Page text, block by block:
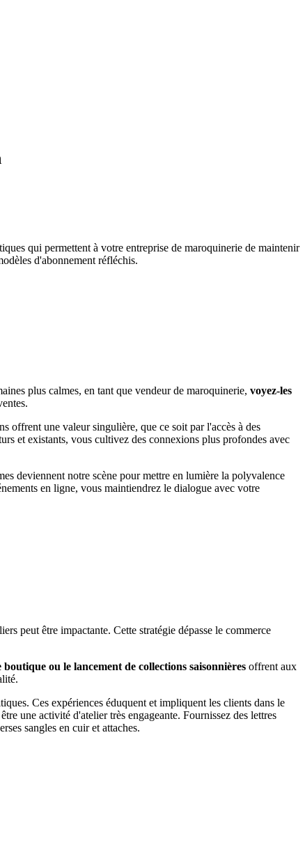
qui permettent à votre entreprise de maroquinerie de maintenir
d'abonnement réfléchis.
plus calmes, en tant que vendeur de maroquinerie, voyez-les
offrent une valeur singulière, que ce soit par l'accès à des
et existants, vous cultivez des connexions plus profondes avec
deviennent notre scène pour mettre en lumière la polyvalence
en ligne, vous maintiendrez le dialogue avec votre
peut être impactante. Cette stratégie dépasse le commerce
ou le lancement de collections saisonnières offrent aux
Ces expériences éduquent et impliquent les clients dans le
une activité d'atelier très engageante. Fournissez des lettres
sangles en cuir et attaches.